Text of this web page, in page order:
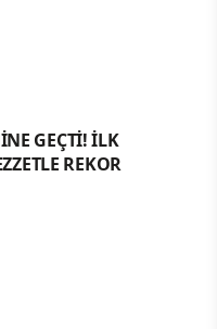
GEÇTİ! İLK
REKOR